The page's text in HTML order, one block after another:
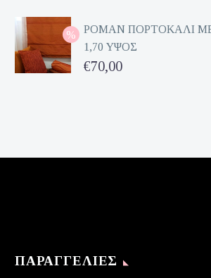
was:
€224,00.
τρέχουσα
τιμή
είναι:
ΡΟΜΑΝ ΠΟΡΤΟΚΑΛΙ ΜΕ
1,70 ΥΨΟΣ
Original
€70,00
ΠΑΡΑΓΓΕΛΊΕΣ